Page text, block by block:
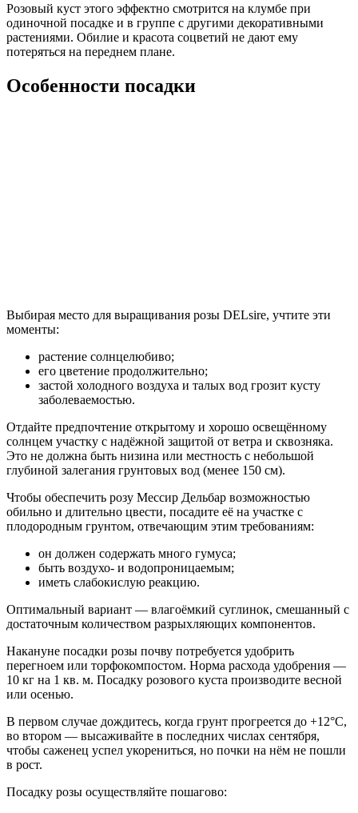
Розовый куст этого эффектно смотрится на клумбе при
одиночной посадке и в группе с другими декоративными
растениями. Обилие и красота соцветий не дают ему
потеряться на переднем плане.
Особенности посадки
Выбирая место для выращивания розы DELsire, учтите эти
моменты:
растение солнцелюбиво;
его цветение продолжительно;
застой холодного воздуха и талых вод грозит кусту
заболеваемостью.
Отдайте предпочтение открытому и хорошо освещённому
солнцем участку с надёжной защитой от ветра и сквозняка.
Это не должна быть низина или местность с небольшой
глубиной залегания грунтовых вод (менее 150 см).
Чтобы обеспечить розу Мессир Дельбар возможностью
обильно и длительно цвести, посадите её на участке с
плодородным грунтом, отвечающим этим требованиям:
он должен содержать много гумуса;
быть воздухо- и водопроницаемым;
иметь слабокислую реакцию.
Оптимальный вариант — влагоёмкий суглинок, смешанный с
достаточным количеством разрыхляющих компонентов.
Накануне посадки розы почву потребуется удобрить
перегноем или торфокомпостом. Норма расхода удобрения —
10 кг на 1 кв. м. Посадку розового куста производите весной
или осенью.
В первом случае дождитесь, когда грунт прогреется до +12°C,
во втором — высаживайте в последних числах сентября,
чтобы саженец успел укорениться, но почки на нём не пошли
в рост.
Посадку розы осуществляйте пошагово: